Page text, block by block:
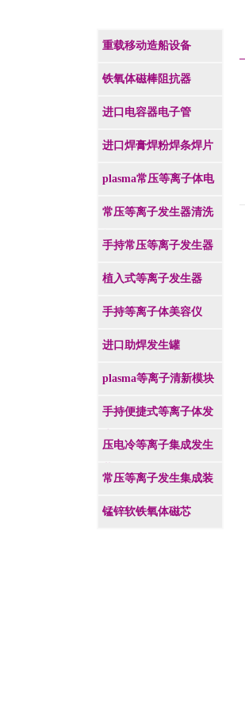
重载移动造船设备
铁氧体磁棒阻抗器
进口电容器电子管
进口焊膏焊粉焊条焊片
plasma常压等离子体电
源
常压等离子发生器清洗
机
手持常压等离子发生器
植入式等离子发生器
手持等离子体美容仪
进口助焊发生罐
plasma等离子清新模块
手持便捷式等离子体发
生器
压电冷等离子集成发生
装置
常压等离子发生集成装
锰锌软铁氧体磁芯